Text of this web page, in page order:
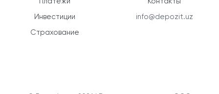
Инвестиции
Страхование
info@depozit.uz